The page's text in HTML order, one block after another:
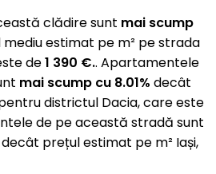
clădire sunt mai scump
estimat pe m² pe strada
de1 390 €.. Apartamentele
mai scump cu 8.01% decât
districtul Dacia, care este
de pe această stradă sunt
decât prețul estimat pe m² Iași,